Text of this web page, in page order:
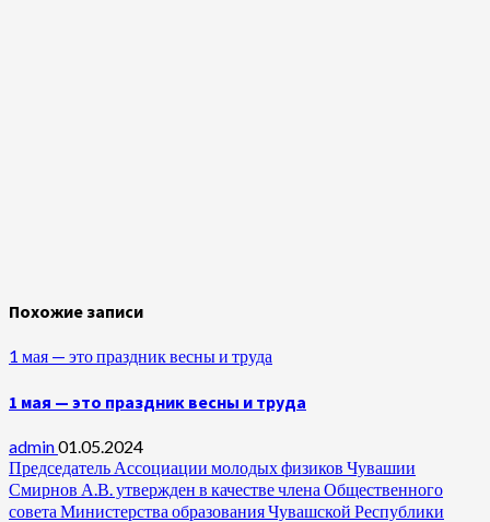
Похожие записи
1 мая — это праздник весны и труда
1 мая — это праздник весны и труда
admin01.05.2024
Председатель Ассоциации молодых физиков Чувашии
Смирнов А.В. утвержден в качестве члена Общественного
совета Министерства образования Чувашской Республики